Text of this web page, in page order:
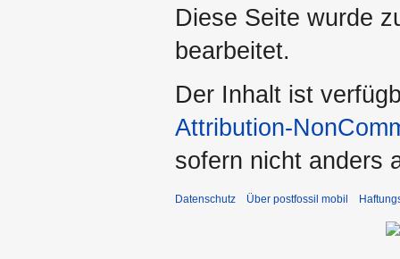
Diese Seite wurde
bearbeitet.
Der Inhalt ist
Attribution-
sofern nicht anders
Datenschutz Über postfossil mobil